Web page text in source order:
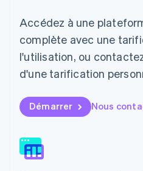
Accédez à une
complète avec une
l'utilisation, ou
d'une tarification
Démarrer Nous
English
Luxembourg
Malaisie
English简体中文
English
Mexique
Norvège
English
Nouvelle-Zélande